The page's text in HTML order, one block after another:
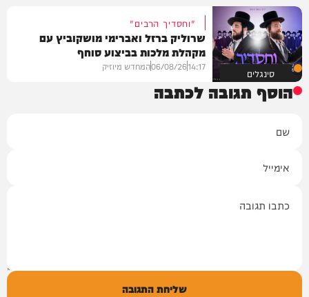
סינגלים
"וחסדיך הרבים"
שרוליק ברזל ואברימי מושקוביץ עם
מקהלת מלכות בביצוע סוחף
14:17
06/08/26המחדש מיוזיק
הוסף תגובה לכתבה
שליחת התגובה